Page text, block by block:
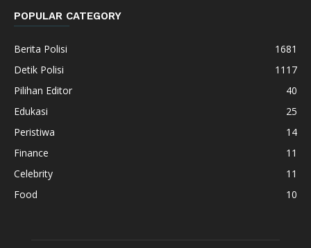
POPULAR CATEGORY
Berita Polisi
1681
Detik Polisi
1117
Pilihan Editor
40
Edukasi
25
Peristiwa
14
Finance
11
Celebrity
11
Food
10